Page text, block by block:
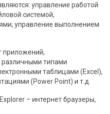
управление работой
системой,
управление выполнением
приложений,
типами
таблицами (Excel),
(Power Point) и т.д.
– интернет браузеры,